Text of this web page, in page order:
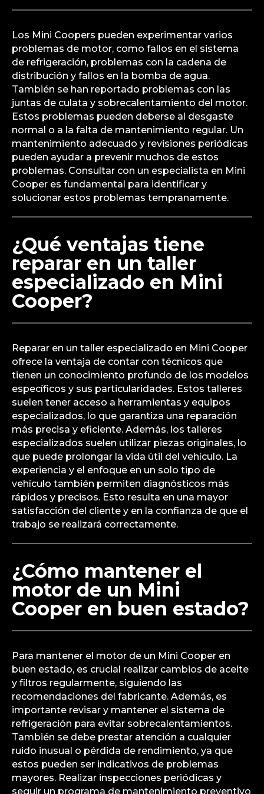
Los Mini Coopers pueden experimentar varios
problemas de motor, como fallos en el sistema
de refrigeración, problemas con la cadena de
distribución y fallos en la bomba de agua.
También se han reportado problemas con las
juntas de culata y sobrecalentamiento del motor.
Estos problemas pueden deberse al desgaste
normal o a la falta de mantenimiento regular. Un
mantenimiento adecuado y revisiones periódicas
pueden ayudar a prevenir muchos de estos
problemas. Consultar con un especialista en Mini
Cooper es fundamental para identificar y
solucionar estos problemas tempranamente.
¿Qué ventajas tiene
reparar en un taller
especializado en Mini
Cooper?
Reparar en un taller especializado en Mini Cooper
ofrece la ventaja de contar con técnicos que
tienen un conocimiento profundo de los modelos
específicos y sus particularidades. Estos talleres
suelen tener acceso a herramientas y equipos
especializados, lo que garantiza una reparación
más precisa y eficiente. Además, los talleres
especializados suelen utilizar piezas originales, lo
que puede prolongar la vida útil del vehículo. La
experiencia y el enfoque en un solo tipo de
vehículo también permiten diagnósticos más
rápidos y precisos. Esto resulta en una mayor
satisfacción del cliente y en la confianza de que el
trabajo se realizará correctamente.
¿Cómo mantener el
motor de un Mini
Cooper en buen estado?
Para mantener el motor de un Mini Cooper en
buen estado, es crucial realizar cambios de aceite
y filtros regularmente, siguiendo las
recomendaciones del fabricante. Además, es
importante revisar y mantener el sistema de
refrigeración para evitar sobrecalentamientos.
También se debe prestar atención a cualquier
ruido inusual o pérdida de rendimiento, ya que
estos pueden ser indicativos de problemas
mayores. Realizar inspecciones periódicas y
seguir un programa de mantenimiento preventivo